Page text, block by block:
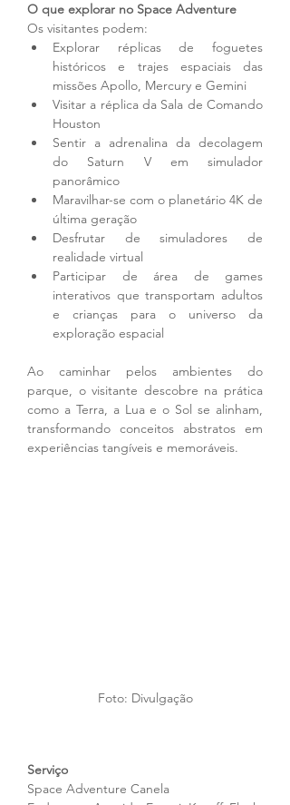
O que explorar no Space Adventure
Os visitantes podem:
Explorar réplicas de foguetes
históricos e trajes espaciais das
missões Apollo, Mercury e Gemini
Visitar a réplica da Sala de Comando
Houston
Sentir a adrenalina da decolagem
do Saturn V em simulador
panorâmico
Maravilhar-se com o planetário 4K de
última geração
Desfrutar de simuladores de
realidade virtual
Participar de área de games
interativos que transportam adultos
e crianças para o universo da
exploração espacial
Ao caminhar pelos ambientes do
parque, o visitante descobre na prática
como a Terra, a Lua e o Sol se alinham,
transformando conceitos abstratos em
experiências tangíveis e memoráveis.
Foto: Divulgação
Serviço
Space Adventure Canela